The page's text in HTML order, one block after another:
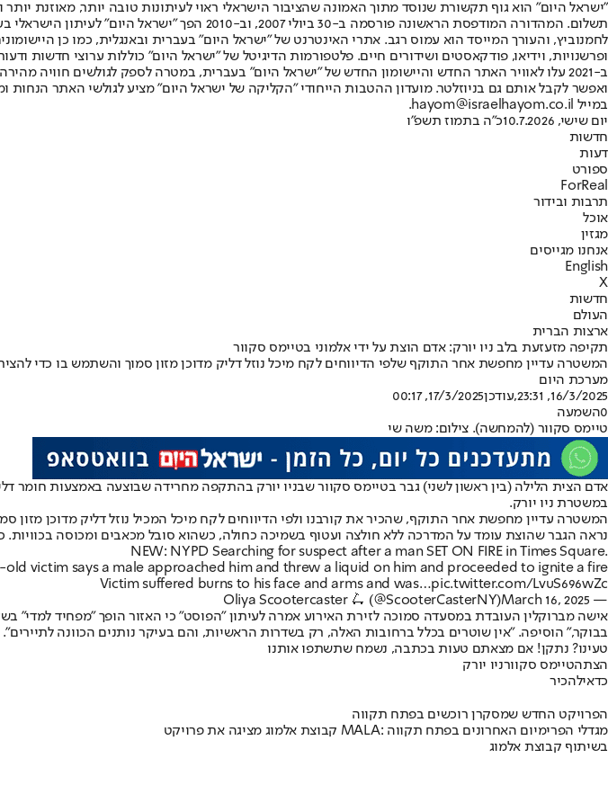
"ישראל היום" הוא גוף תקשורת שנוסד מתוך האמונה שהציבור הישראלי ראוי לעיתונות טובה יותר, מאוזנת
תשלום. המהדורה המודפסת הראשונה פורסמה ב-30
ופרשנויות, וידיאו, פודקאסטים ושידורים חיים. פלטפורמות הדיגיטל של "ישראל היום" כוללות ערוצי חדשות
ב-2021 עלו לאוויר האתר החדש והיישומון החדש של "ישראל היום" בעברית, במטרה לספק לגולשים חוויה
ואפשר לקבל אותם גם בניוזלטר. מועדון ההטבות הייחודי "הקליקה של ישראל היום" מציע לגולשי האתר
במייל hayom@israelhayom.co.il.
יום שישי, 10.7.2026
כ"ה בתמוז תשפ"ו
חדשות
דעות
ספורט
ForReal
תרבות ובידור
אוכל
מגזין
אנחנו מגייסים
English
X
חדשות
העולם
ארצות הברית
תקיפה מזעזעת בלב ניו יורק: אדם הוצת על ידי אלמוני בטיימס סקוור
המשטרה עדיין מחפשת אחר התוקף שלפי הדיווחים לקח מיכל נוזל דליק מדוכן מזון סמוך והשתמש בו כדי
מערכת היום
16/3/2025, 23:31
,עודכן17/3/2025, 00:17
0השמעה
טיימס סקוור (להמחשה). צילום: משה שי
במשטרת ניו יורק.
נראה הגבר שהוצת עומד על המדרכה ללא חולצה ועטוף בשמיכה כחולה, כשהוא סובל מכאבים ומכוסה
NEW: NYPD Searching for suspect after a man SET ON FIRE in Times Square.
old victim says a male approached him and threw a liquid on him and proceeded to ignite a fire.
Victim suffered burns to his face and arms and was…pic.twitter.com/LvuS696wZc
— Oliya Scootercaster 🛴 (@ScooterCasterNY)
March 16, 2025
בבוקר," הוסיפה. "אין שוטרים בכלל ברחובות האלה, רק בשדרות הראשיות, והם בעיקר נותנים הכוונה לתיירים".
טעינו? נתקן! אם מצאתם טעות בכתבה, נשמח שתשתפו אותנו
הצתהטיימס סקוורניו יורק
כדאילהכיר
הפרויקט החדש שמסקרן רוכשים בפתח תקווה
קבוצת אלמוג מציגה את פרויקט MALA: מגדלי הפרימיום האחרונים בפתח תקווה
בשיתוף קבוצת אלמוג